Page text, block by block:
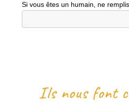
Si vous êtes un humain, ne
Ils nous font